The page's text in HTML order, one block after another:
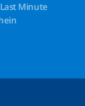
Last Minute